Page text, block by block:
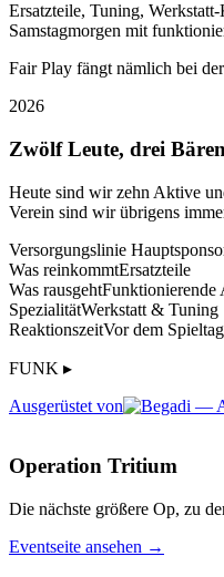
Ersatzteile, Tuning,
Samstagmorgen mit
Fair Play fängt nämlich bei
2026
Zwölf Leute, drei
Heute sind wir zehn Aktive
Verein sind wir übrigens
Versorgungslinie
Was reinkommtErsatzteile
Was rausgehtFunktionierende
SpezialitätWerkstatt & Tuning
ReaktionszeitVor dem Spieltag
FUNK ▸
Ausgerüstet von
Operation Tritium
Die nächste größere Op, zu
Eventseite ansehen →